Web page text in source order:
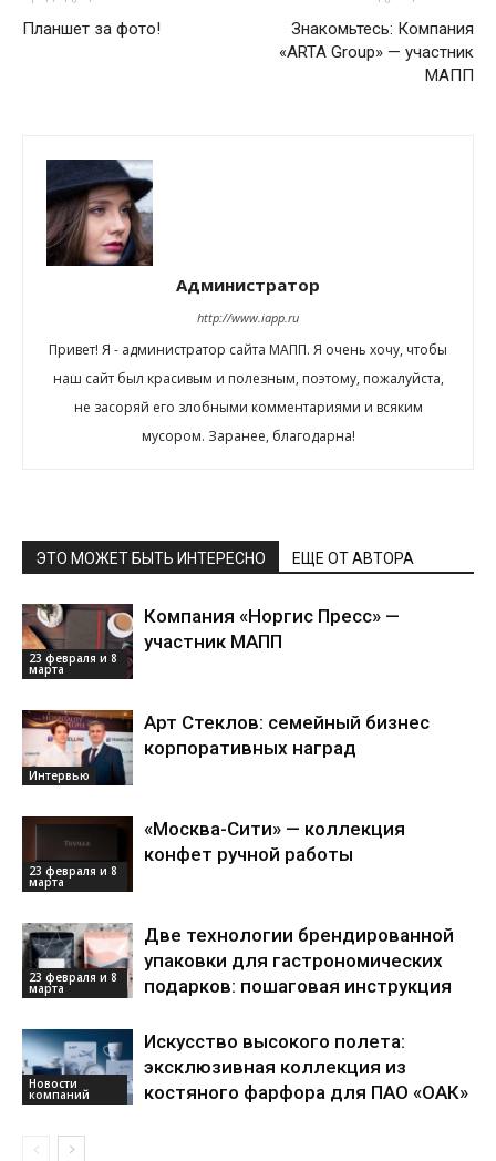
Планшет за фото!
Знакомьтесь: Компания
«ARTA Group» — участник
МАПП
Администратор
http://www.iapp.ru
Привет! Я - администратор сайта МАПП. Я очень хочу, чтобы
наш сайт был красивым и полезным, поэтому, пожалуйста,
не засоряй его злобными комментариями и всяким
мусором. Заранее, благодарна!
ЭТО МОЖЕТ БЫТЬ ИНТЕРЕСНО ЕЩЕ ОТ АВТОРА
23 февраля и 8
марта
Компания «Норгис Пресс» —
участник МАПП
Интервью
Арт Стеклов: семейный бизнес
корпоративных наград
23 февраля и 8
марта
«Москва-Сити» — коллекция
конфет ручной работы
23 февраля и 8
марта
Две технологии брендированной
упаковки для гастрономических
подарков: пошаговая инструкция
Новости
компаний
Искусство высокого полета:
эксклюзивная коллекция из
костяного фарфора для ПАО «ОАК»